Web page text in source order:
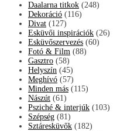
Daalarna titkok (248)
Dekoráció (116)
Divat (127)
Esküvői inspirációk (26)
Esküvőszervezés (60)
Fotó & Film (88)
Gasztro (58)
Helyszín (45)
Meghívó (57)
Minden más (115)
Nászút (61)
Psziché & interjúk (103)
Szépség (81)
Sztáresküvők (182)